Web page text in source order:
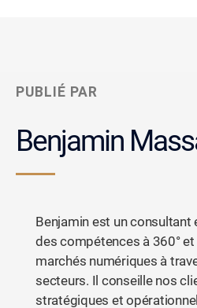
PUBLIÉ PAR
Benjamin
Benjamin est un consultant
des compétences à 360°
marchés numériques à
secteurs. Il conseille nos
stratégiques et